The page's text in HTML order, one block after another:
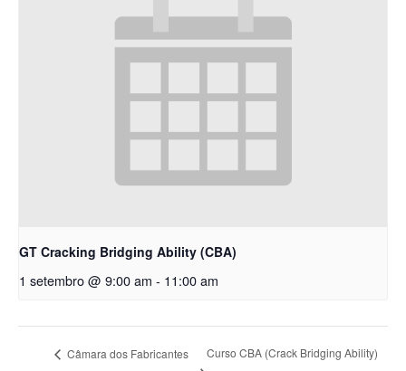
GT Cracking Bridging Ability (CBA)
1 setembro @ 9:00 am - 11:00 am
Câmara dos Fabricantes Curso CBA (Crack Bridging Ability)